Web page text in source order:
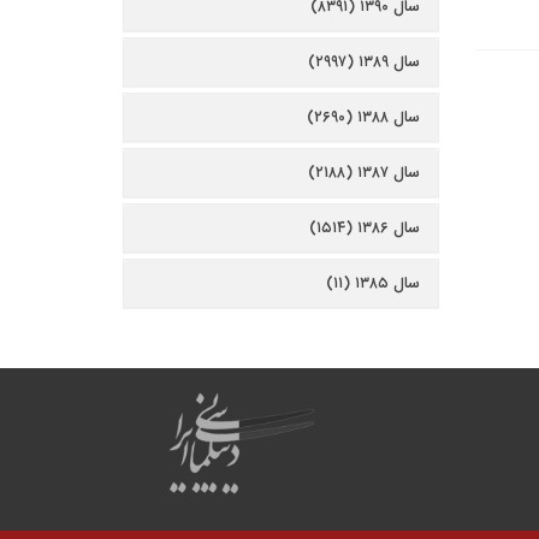
سال ۱۳۹۰ (۸۳۹۱)
سال ۱۳۸۹ (۲۹۹۷)
سال ۱۳۸۸ (۲۶۹۰)
سال ۱۳۸۷ (۲۱۸۸)
سال ۱۳۸۶ (۱۵۱۴)
سال ۱۳۸۵ (۱۱)